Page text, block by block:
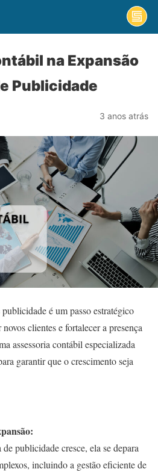
na Expansão
Publicidade
3 anos atrás
é um passo estratégico
clientes e fortalecer a presença
assessoria contábil especializada
garantir que o crescimento seja
publicidade cresce, ela se depara
incluindo a gestão eficiente de